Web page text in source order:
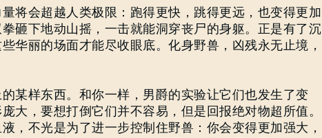
将会超越人类极限：跑得更快，跳得更远，也变得更加
砸下地动山摇，一击就能洞穿丧尸的身躯。正是有了沉
华丽的场面才能尽收眼底。化身野兽，凶残永无止境，
某样东西。和你一样，男爵的实验让它们也发生了变
大，要想打倒它们并不容易，但是回报绝对物超所值。
，不光是为了进一步控制住野兽：你会变得更加强大，